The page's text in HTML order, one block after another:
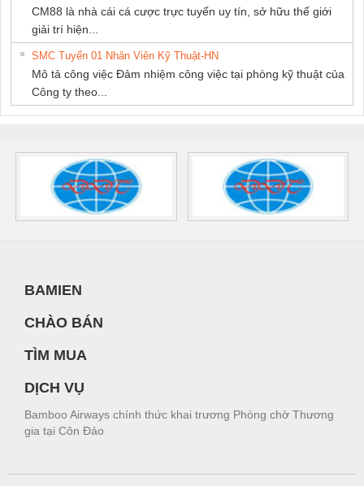
CM88 là nhà cái cá cược trực tuyến uy tín, sở hữu thế giới
giải trí hiện...
SMC Tuyển 01 Nhân Viên Kỹ Thuật-HN
Mô tả công việc Đảm nhiệm công việc tại phòng kỹ thuật của
Công ty theo...
BAMIEN
CHÀO BÁN
TÌM MUA
DỊCH VỤ
Bamboo Airways chính thức khai trương Phòng chờ Thương
gia tại Côn Đảo